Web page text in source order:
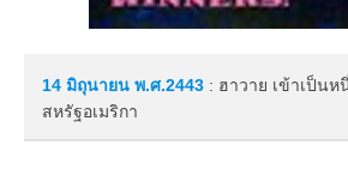
14 มิถุนายน พ.ศ.2443 : ฮาวาย เข้าเป็นห
สหรัฐอเมริกา